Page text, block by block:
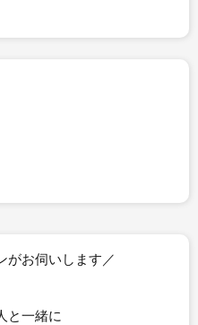
がお伺いします／
と一緒に